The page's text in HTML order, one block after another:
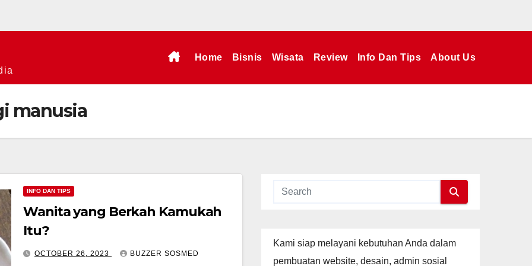
Home Bisnis Wisata Review Info Dan Tips About Us
manusia
INFO DAN TIPS
Wanita yang Berkah Kamukah
Itu?
OCTOBER 26, 2023 BUZZER SOSMED
Kami siap melayani kebutuhan Anda dalam
pembuatan website, desain, admin sosial